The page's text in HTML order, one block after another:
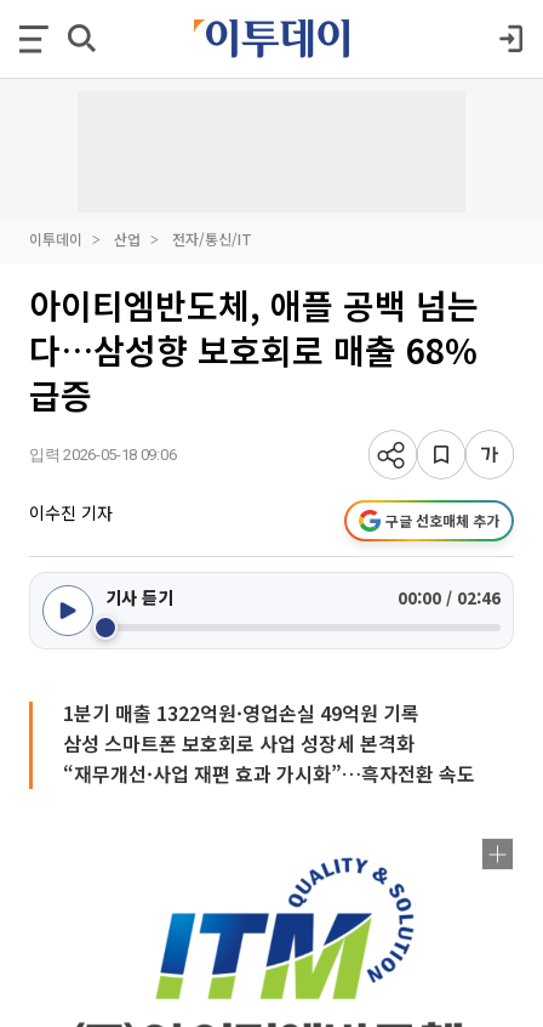
이투데이 산업 전자/통신/IT
아이티엠반도체, 애플 공백 넘는
다…삼성향 보호회로 매출 68%
급증
입력 2026-05-18 09:06
이수진 기자 구글 선호매체 추가
기사 듣기 00:00 / 02:46
1분기 매출 1322억원·영업손실 49억원 기록
삼성 스마트폰 보호회로 사업 성장세 본격화
“재무개선·사업 재편 효과 가시화”…흑자전환 속도